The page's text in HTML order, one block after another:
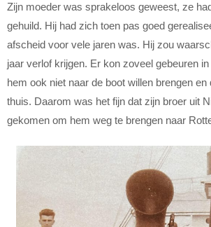
Zijn moeder was sprakeloos geweest, ze
gehuild. Hij had zich toen pas goed
afscheid voor vele jaren was. Hij zou
jaar verlof krijgen. Er kon zoveel gebeuren
hem ook niet naar de boot willen brengen
thuis. Daarom was het fijn dat zijn broer uit
gekomen om hem weg te brengen naar